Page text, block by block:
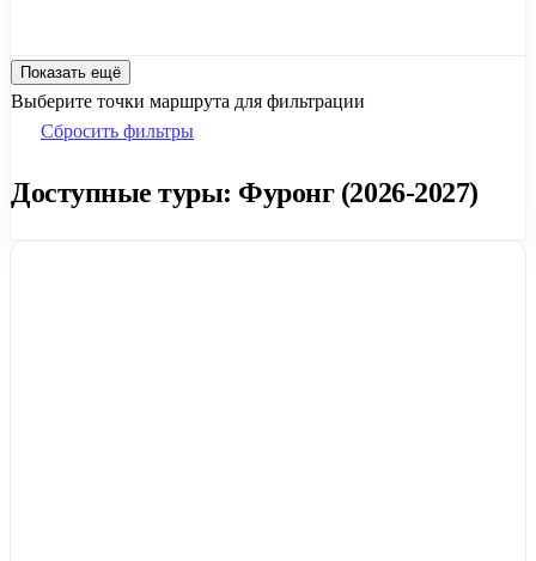
Показать ещё
Выберите точки маршрута для фильтрации
Сбросить фильтры
Доступные туры: Фуронг (2026-2027)